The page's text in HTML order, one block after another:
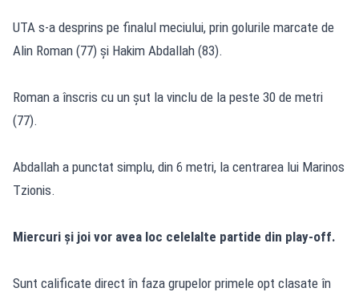
UTA s-a desprins pe finalul meciului, prin golurile marcate de
Alin Roman (77) și Hakim Abdallah (83).
Roman a înscris cu un șut la vinclu de la peste 30 de metri
(77).
Abdallah a punctat simplu, din 6 metri, la centrarea lui Marinos
Tzionis.
Miercuri și joi vor avea loc celelalte partide din play-off.
Sunt calificate direct în faza grupelor primele opt clasate în